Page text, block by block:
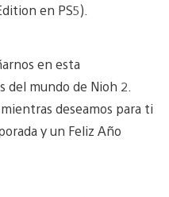
en PS5).
en esta
mundo de Nioh 2.
deseamos para ti
y un Feliz Año